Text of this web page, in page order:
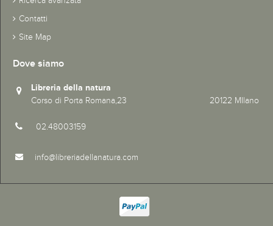
Contatti
Site Map
Dove siamo
Libreria della natura
Corso di Porta Romana,23 20122 MIlano
02.48003159
info@libreriadellanatura.com